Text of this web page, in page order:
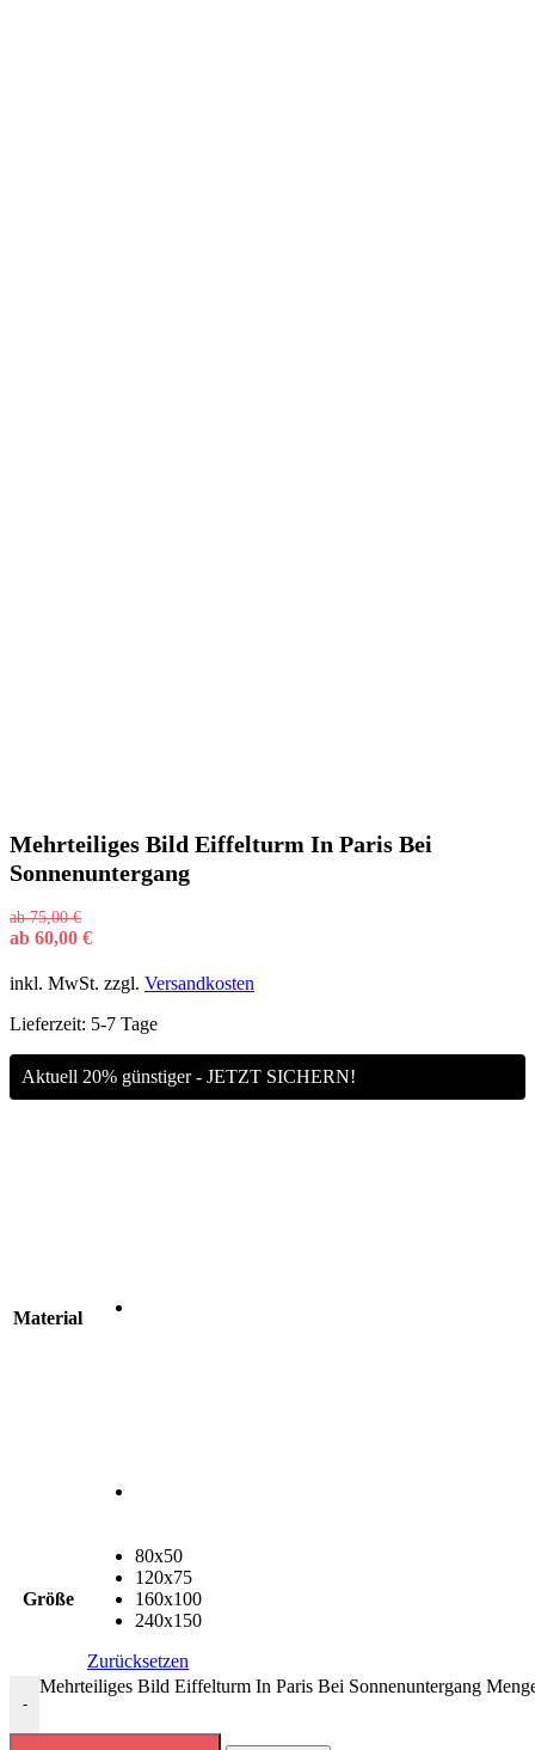
Mehrteiliges Bild Eiffelturm In Paris Bei
Sonnenuntergang
ab75,00€
ab 60,00 €
inkl. MwSt. zzgl. Versandkosten
Lieferzeit: 5-7 Tage
Aktuell 20% günstiger - JETZT SICHERN!
Material
Größe
80x50
120x75
160x100
240x150
Zurücksetzen
-
Mehrteiliges Bild Eiffelturm In Paris Bei Sonnenuntergang